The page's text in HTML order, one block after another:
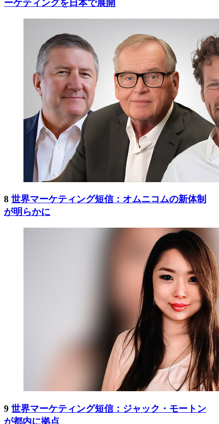
ーケティングを日本で展開
8 世界マーケティング短信：オムニコムの新体制
が明らかに
9 世界マーケティング短信：ジャック・モートン
が都内に拠点